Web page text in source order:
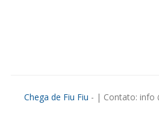
Chega de Fiu Fiu - | Contato: info